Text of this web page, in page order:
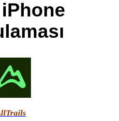
iPhone